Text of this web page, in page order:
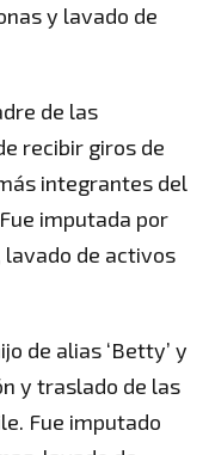
y lavado de
de las
recibir giros de
integrantes del
imputada por
de activos
de alias ‘Betty’ y
y traslado de las
Fue imputado